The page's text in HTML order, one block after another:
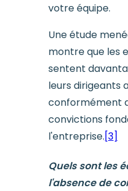
votre équipe.
Une étude
montre que les
sentent
leurs dirigeants
conformément
convictions
l'entreprise.[3]
Quels sont les
l'absence de